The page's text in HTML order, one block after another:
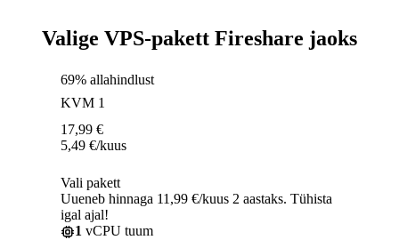
Valige VPS-pakett Fireshare jaoks
69% allahindlust
KVM 1
17,99 €
5,49 €/kuus
Vali pakett
Uueneb hinnaga 11,99 €/kuus 2 aastaks. Tühista
igal ajal!
1 vCPU tuum